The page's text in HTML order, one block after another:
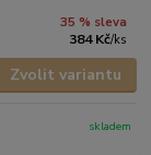
35 % sleva
384 Kč/ks
Zvolit variantu
skladem